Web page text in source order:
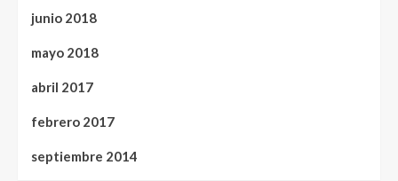
junio 2018
mayo 2018
abril 2017
febrero 2017
septiembre 2014